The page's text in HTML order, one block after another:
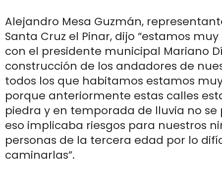
Alejandro Mesa Guzmán,
Santa Cruz el Pinar, dijo “estamos
con el presidente municipal Mariano
construcción de los andadores de
todos los que habitamos estamos
porque anteriormente estas calles
piedra y en temporada de lluvia no
eso implicaba riesgos para nuestros
personas de la tercera edad por lo
caminarlas”.